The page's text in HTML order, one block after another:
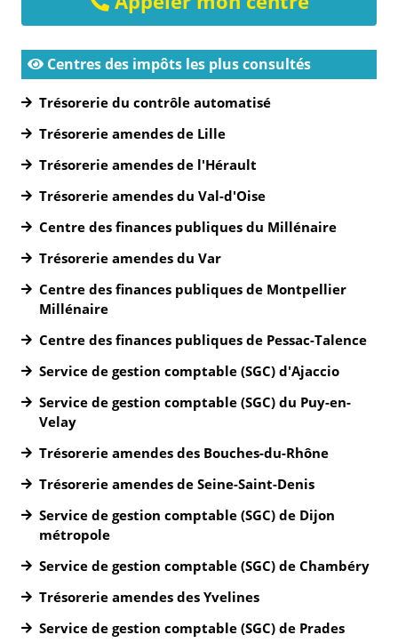
Centres des impôts les plus consultés
Trésorerie du contrôle automatisé
Trésorerie amendes de Lille
Trésorerie amendes de l'Hérault
Trésorerie amendes du Val-d'Oise
Centre des finances publiques du Millénaire
Trésorerie amendes du Var
Centre des finances publiques de Montpellier
Millénaire
Centre des finances publiques de Pessac-Talence
Service de gestion comptable (SGC) d'Ajaccio
Service de gestion comptable (SGC) du Puy-en-
Velay
Trésorerie amendes des Bouches-du-Rhône
Trésorerie amendes de Seine-Saint-Denis
Service de gestion comptable (SGC) de Dijon
métropole
Service de gestion comptable (SGC) de Chambéry
Trésorerie amendes des Yvelines
Service de gestion comptable (SGC) de Prades